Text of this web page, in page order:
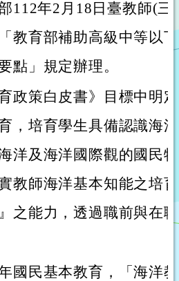
112年2月18日臺教師(三
教育部補助高級中等以
點」規定辦理。
育政策白皮書》目標中明
，培育學生具備認識海
洋及海洋國際觀的國民
實教師海洋基本知能之培
之能力，透過職前與在
國民基本教育，「海洋